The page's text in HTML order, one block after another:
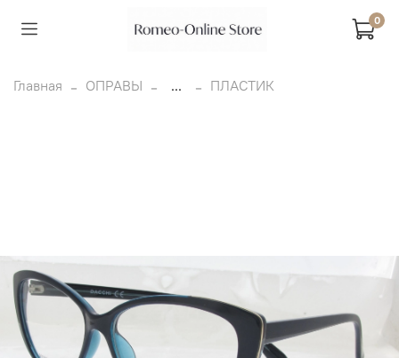
0
Главная ОПРАВЫ ... ПЛАСТИК